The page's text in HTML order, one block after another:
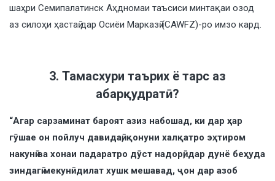
шаҳри Семипалатинск Аҳдномаи таъсиси минтақаи озод
аз силоҳи ҳастаӣ дар Осиёи Марказӣ (CAWFZ)-ро имзо кард.
3. Тамасхури таърих ё тарс аз
абарқудратӣ?
“Агар сарзаминат бароят азиз набошад, ки дар ҳар
гӯшае он пойлуч давидаӣ, қонуни халқатро эҳтиром
накунӣ ва хонаи падаратро дӯст надорӣ, дар дунё беҳуда
зиндагӣ мекунӣ: дилат хушк мешавад, ҷон дар азоб